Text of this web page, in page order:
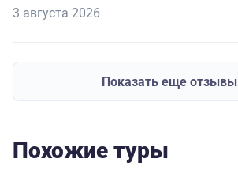
3 августа 2026
Показать еще отзывы
Похожие туры